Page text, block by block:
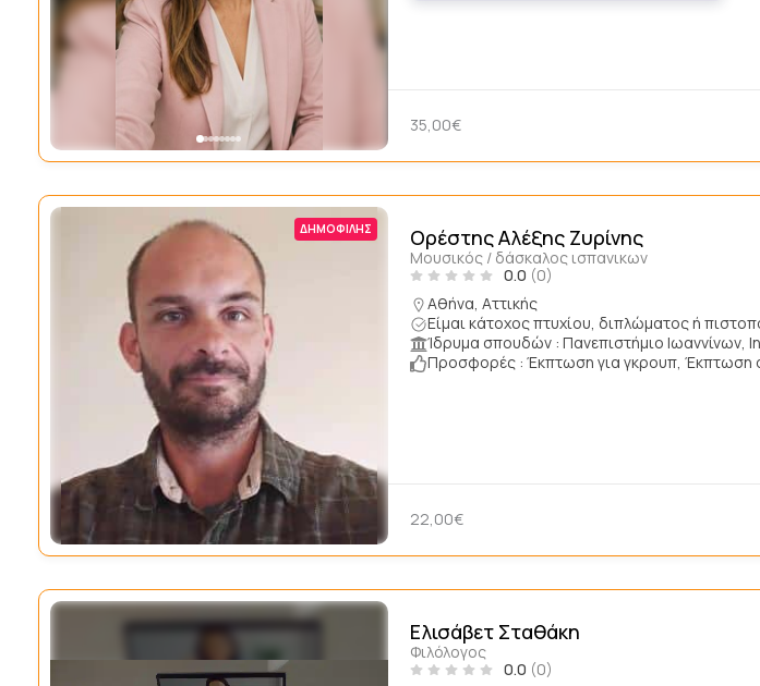
35,00€
ΔΗΜΟΦΙΛΉΣ Ορέστης Αλέξης Ζυρίνης
Μουσικός / δάσκαλος ισπανικων
0.0 (0)
Αθήνα, Αττικής
Είμαι κάτοχος πτυχίου, διπλώματος ή
Ίδρυμα σπουδών : Πανεπιστήμιο Ιωαννίνων,
Προσφορές : Έκπτωση για γκρουπ, Έκπτωση
22,00€
Ελισάβετ Σταθάκη
Φιλόλογος
0.0 (0)